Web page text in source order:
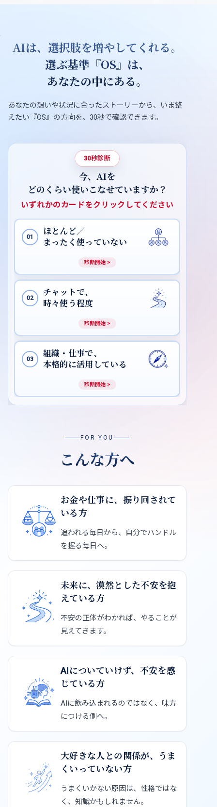
AIは、選択肢を増やしてくれる。
選ぶ基準『OS』は、
あなたの中にある。
あなたの想いや状況に合ったストーリーから、
いま整
えたい『OS』の方向を、30秒で確認できます。
今、 AIを
どのくらい使いこなせていますか？
いずれかのカードをクリックしてください
01
ほとんど／
まったく使っていない
02
チャットで、
時々使う程度
03
組織・仕事で、
本格的に活用している
FOR YOU
こんな方へ
お金や仕事に、振り回されて
いる方
追われる毎日から、自分でハンドル
を握る毎日へ。
未来に、漠然とした不安を抱
えている方
不安の正体がわかれば、やることが
見えてきます。
AIについていけず、不安を感
じている方
AIに飲み込まれるのではなく、味方
につける側へ。
大好きな人との関係が、うま
くいっていない方
うまくいかない原因は、性格ではな
く、知識かもしれません。